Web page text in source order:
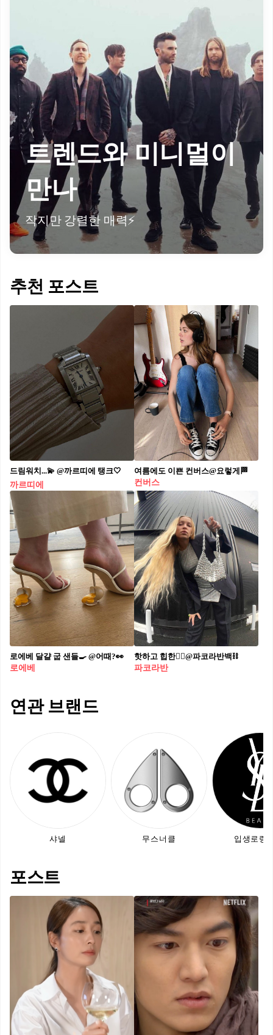
트렌드와 미니멀이
만나
작지만 강렬한 매력⚡️
추천 포스트
드림워치...💫 @까르띠에 탱크🤍
까르띠에
여름에도 이쁜 컨버스@요렇게🏁
컨버스
로에베 달걀 굽 샌들🍳 @어때?👀
로에베
핫하고 힙한❤️‍🔥@파코라반백⛓
파코라반
연관 브랜드
샤넬 무스너클 입생로랑
포스트